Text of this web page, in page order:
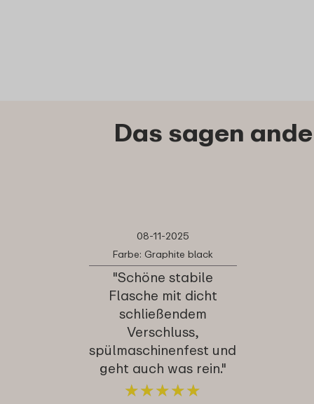
Das sagen
08-11-2025
Farbe: Graphite black
"Schöne stabile
Flasche mit dicht
schließendem
Verschluss,
spülmaschinenfest und
geht auch was rein."
★★★★★
★★★★★